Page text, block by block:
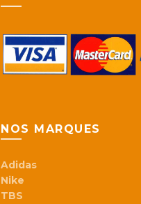
NOS MARQUES
Adidas
Nike
TBS